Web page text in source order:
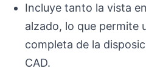
Incluye tanto la vista
alzado, lo que permite
completa de la
CAD.